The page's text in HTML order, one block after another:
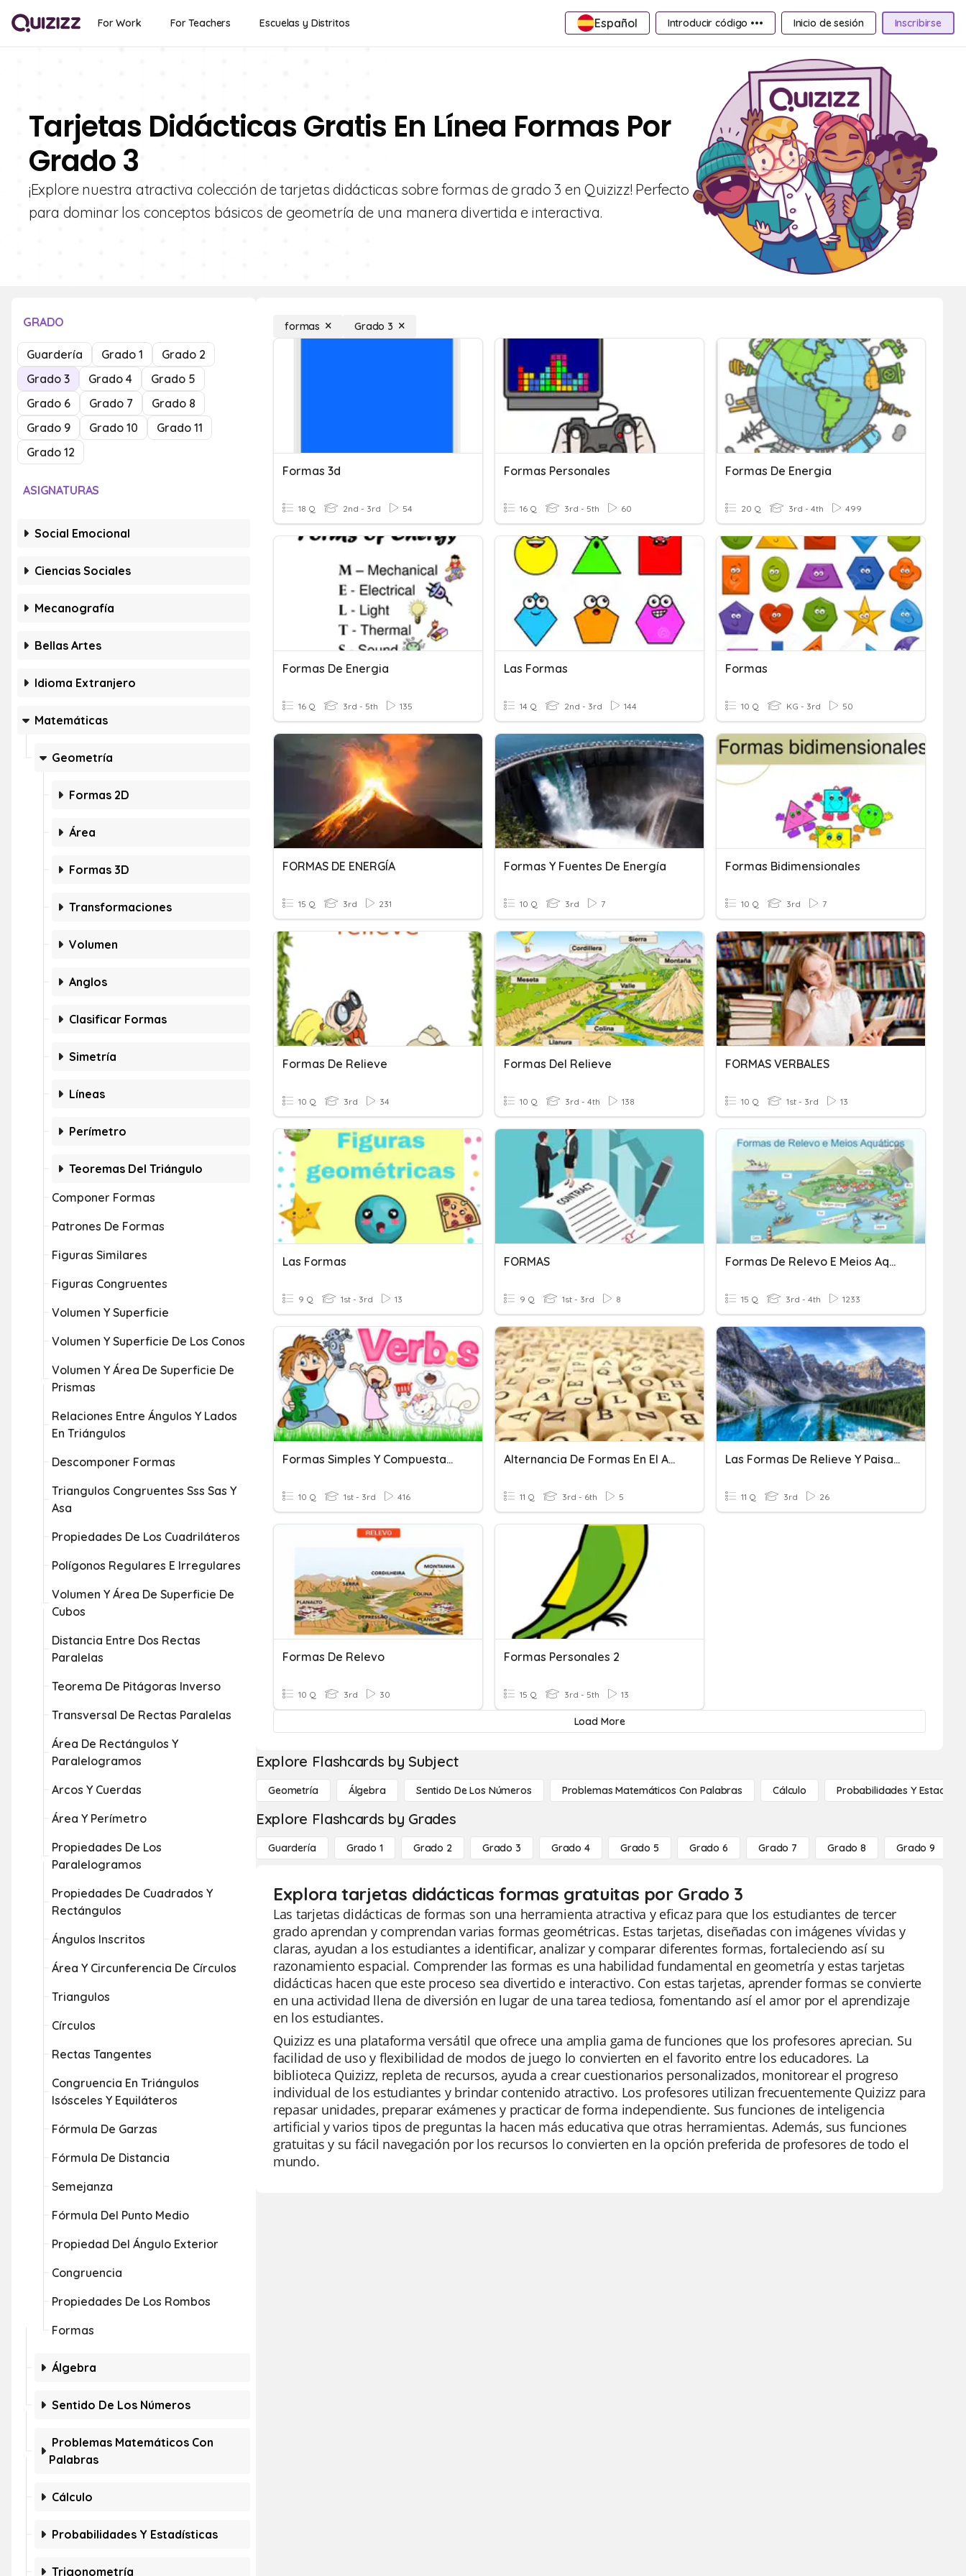
For Work For Teachers Escuelas y Distritos Español Introducir código ••• Inicio de sesión Inscribirse
Tarjetas Didácticas Gratis En Línea Formas Por
Grado 3
¡Explore nuestra atractiva colección de tarjetas didácticas sobre formas de grado 3 en Quizizz! Perfecto
para dominar los conceptos básicos de geometría de una manera divertida e interactiva.
GRADO
Guardería Grado 1
Grado 2
Grado 3
Grado 4
Grado 5
Grado 6
Grado 7
Grado 8
Grado 9
Grado 10
Grado 11
Grado 12
ASIGNATURAS
Social Emocional
Ciencias Sociales
Mecanografía
Bellas Artes
Idioma Extranjero
Matemáticas
Geometría
Formas 2D
Área
Formas 3D
Transformaciones
Volumen
Anglos
Clasificar Formas
Simetría
Líneas
Perímetro
Teoremas Del Triángulo
Componer Formas
Patrones De Formas
Figuras Similares
Figuras Congruentes
Volumen Y Superficie
Volumen Y Superficie De Los Conos
Volumen Y Área De Superficie De
Prismas
Relaciones Entre Ángulos Y Lados
En Triángulos
Descomponer Formas
Triangulos Congruentes Sss Sas Y
Asa
Propiedades De Los Cuadriláteros
Polígonos Regulares E Irregulares
Volumen Y Área De Superficie De
Cubos
Distancia Entre Dos Rectas
Paralelas
Teorema De Pitágoras Inverso
Transversal De Rectas Paralelas
Área De Rectángulos Y
Paralelogramos
Arcos Y Cuerdas
Área Y Perímetro
Propiedades De Los
Paralelogramos
Propiedades De Cuadrados Y
Rectángulos
Ángulos Inscritos
Área Y Circunferencia De Círculos
Triangulos
Círculos
Rectas Tangentes
Congruencia En Triángulos
Isósceles Y Equiláteros
Fórmula De Garzas
Fórmula De Distancia
Semejanza
Fórmula Del Punto Medio
Propiedad Del Ángulo Exterior
Congruencia
Propiedades De Los Rombos
Formas
Álgebra
Sentido De Los Números
Problemas Matemáticos Con
Palabras
Cálculo
Probabilidades Y Estadísticas
Trigonometría
formas Grado 3
Formas 3d
18 Q 2nd - 3rd 54
Formas Personales
16 Q 3rd - 5th 60
Formas De Energia
20 Q 3rd - 4th 499
Formas De Energia
16 Q 3rd - 5th 135
Las Formas
14 Q 2nd - 3rd 144
Formas
10 Q KG - 3rd 50
FORMAS DE ENERGÍA
15 Q 3rd 231
Formas Y Fuentes De Energía
10 Q 3rd 7
Formas Bidimensionales
10 Q 3rd 7
Formas De Relieve
10 Q 3rd 34
Formas Del Relieve
10 Q 3rd - 4th 138
FORMAS VERBALES
10 Q 1st - 3rd 13
Las Formas
9 Q 1st - 3rd 13
FORMAS
9 Q 1st - 3rd 8
Formas De Relevo E Meios Aquáticos
15 Q 3rd - 4th 1233
Formas Simples Y Compuestas Del Verbo
10 Q 1st - 3rd 416
Alternancia De Formas En El Artículo Femenino
11 Q 3rd - 6th 5
Las Formas De Relieve Y Paisajes
11 Q 3rd 26
Formas De Relevo
10 Q 3rd 30
Formas Personales 2
15 Q 3rd - 5th 13
Load More
Explore Flashcards by Subject
Geometría Álgebra Sentido De Los Números Problemas Matemáticos Con Palabras Cálculo Probabilidades Y
Explore Flashcards by Grades
Guardería Grado 1 Grado 2 Grado 3 Grado 4 Grado 5 Grado 6 Grado 7 Grado 8 Grado 9
Explora tarjetas didácticas formas gratuitas por Grado 3
Las tarjetas didácticas de formas son una herramienta atractiva y eficaz para que los estudiantes de tercer
grado aprendan y comprendan varias formas geométricas. Estas tarjetas, diseñadas con imágenes vívidas y
claras, ayudan a los estudiantes a identificar, analizar y comparar diferentes formas, fortaleciendo así su
razonamiento espacial. Comprender las formas es una habilidad fundamental en geometría y estas tarjetas
didácticas hacen que este proceso sea divertido e interactivo. Con estas tarjetas, aprender formas se convierte
en una actividad llena de diversión en lugar de una tarea tediosa, fomentando así el amor por el aprendizaje
en los estudiantes.
Quizizz es una plataforma versátil que ofrece una amplia gama de funciones que los profesores aprecian. Su
facilidad de uso y flexibilidad de modos de juego lo convierten en el favorito entre los educadores. La
biblioteca Quizizz, repleta de recursos, ayuda a crear cuestionarios personalizados, monitorear el progreso
individual de los estudiantes y brindar contenido atractivo. Los profesores utilizan frecuentemente Quizizz para
repasar unidades, preparar exámenes y practicar de forma independiente. Sus funciones de inteligencia
artificial y varios tipos de preguntas la hacen más educativa que otras herramientas. Además, sus funciones
gratuitas y su fácil navegación por los recursos lo convierten en la opción preferida de profesores de todo el
mundo.